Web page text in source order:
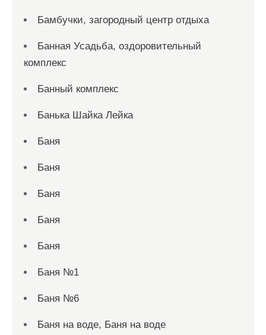
Бамбучки, загородный центр отдыха
Банная Усадьба, оздоровительный
комплекс
Банный комплекс
Банька Шайка Лейка
Баня
Баня
Баня
Баня
Баня
Баня №1
Баня №6
Баня на воде, Баня на воде